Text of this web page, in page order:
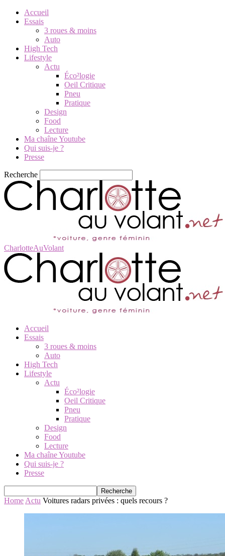
Accueil
Essais
3 roues & moins
Auto
High Tech
Lifestyle
Actu
Éco²logie
Oeil Critique
Pneu
Pratique
Design
Food
Lecture
Ma chaîne Youtube
Qui suis-je ?
Presse
Recherche
CharlotteAuVolant
Accueil
Essais
3 roues & moins
Auto
High Tech
Lifestyle
Actu
Éco²logie
Oeil Critique
Pneu
Pratique
Design
Food
Lecture
Ma chaîne Youtube
Qui suis-je ?
Presse
Home Actu Voitures radars privées : quels recours ?